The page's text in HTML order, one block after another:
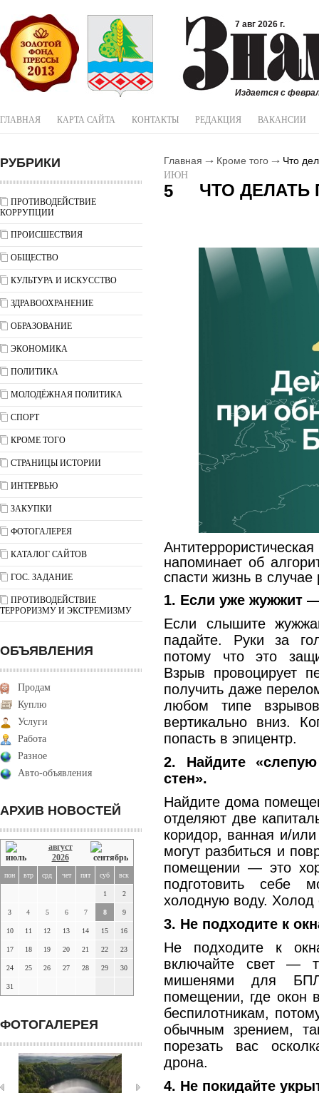
7 авг 2026 г.
Издается с
ГЛАВНАЯ КАРТА САЙТА КОНТАКТЫ РЕДАКЦИЯ ВАКАНСИИ
РУБРИКИ
ПРОТИВОДЕЙСТВИЕ
КОРРУПЦИИ
ПРОИСШЕСТВИЯ
ОБЩЕСТВО
КУЛЬТУРА И ИСКУССТВО
ЗДРАВООХРАНЕНИЕ
ОБРАЗОВАНИЕ
ЭКОНОМИКА
ПОЛИТИКА
МОЛОДЁЖНАЯ ПОЛИТИКА
СПОРТ
КРОМЕ ТОГО
СТРАНИЦЫ ИСТОРИИ
ИНТЕРВЬЮ
ЗАКУПКИ
ФОТОГАЛЕРЕЯ
КАТАЛОГ САЙТОВ
ГОС. ЗАДАНИЕ
ПРОТИВОДЕЙСТВИЕ
ТЕРРОРИЗМУ И ЭКСТРЕМИЗМУ
ОБЪЯВЛЕНИЯ
Продам
Куплю
Услуги
Работа
Разное
Авто-объявления
АРХИВ НОВОСТЕЙ
август
2026
пон втр срд чет пят суб вск
1 2
3 4 5 6 7 8 9
10 11 12 13 14 15 16
17 18 19 20 21 22 23
24 25 26 27 28 29 30
31
ФОТОГАЛЕРЕЯ
Главная Кроме того
Что
ИЮН
5 ЧТО ДЕЛАТЬ
напоминает об
спасти жизнь в
1. Если уже жужжит
Если слышите
падайте. Руки за
потому что это
Взрыв провоцирует
получить даже
любом типе
вертикально вниз.
попасть в эпицентр.
2. Найдите
стен».
Найдите дома
отделяют две
коридор, ванная и/
могут разбиться и
помещении — это
подготовить себе
холодную воду. Холод
3. Не подходите к
Не подходите к
включайте свет —
мишенями для
помещении, где окон
беспилотникам,
обычным зрением,
порезать вас
дрона.
4. Не покидайте